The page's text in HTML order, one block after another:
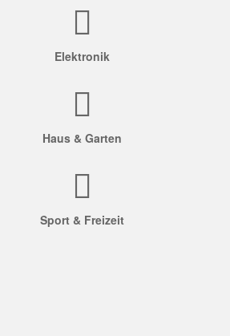
Elektronik
Haus & Garten
Sport & Freizeit